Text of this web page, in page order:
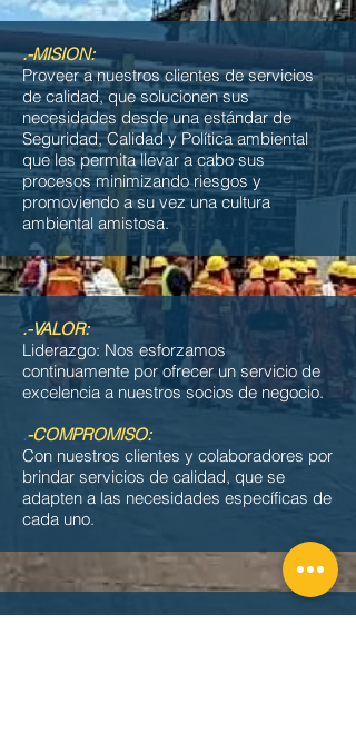
.-MISION:
Proveer a nuestros clientes de servicios
de calidad, que solucionen sus
necesidades desde una estándar de
Seguridad, Calidad y Política ambiental
que les permita llevar a cabo sus
procesos minimizando riesgos y
promoviendo a su vez una cultura
ambiental amistosa.
.-VALOR:
Liderazgo: Nos esforzamos
continuamente por ofrecer un servicio de
excelencia a nuestros socios de negocio.
.-COMPROMISO:
Con nuestros clientes y colaboradores por
brindar servicios de calidad, que se
adapten a las necesidades específicas de
cada uno.